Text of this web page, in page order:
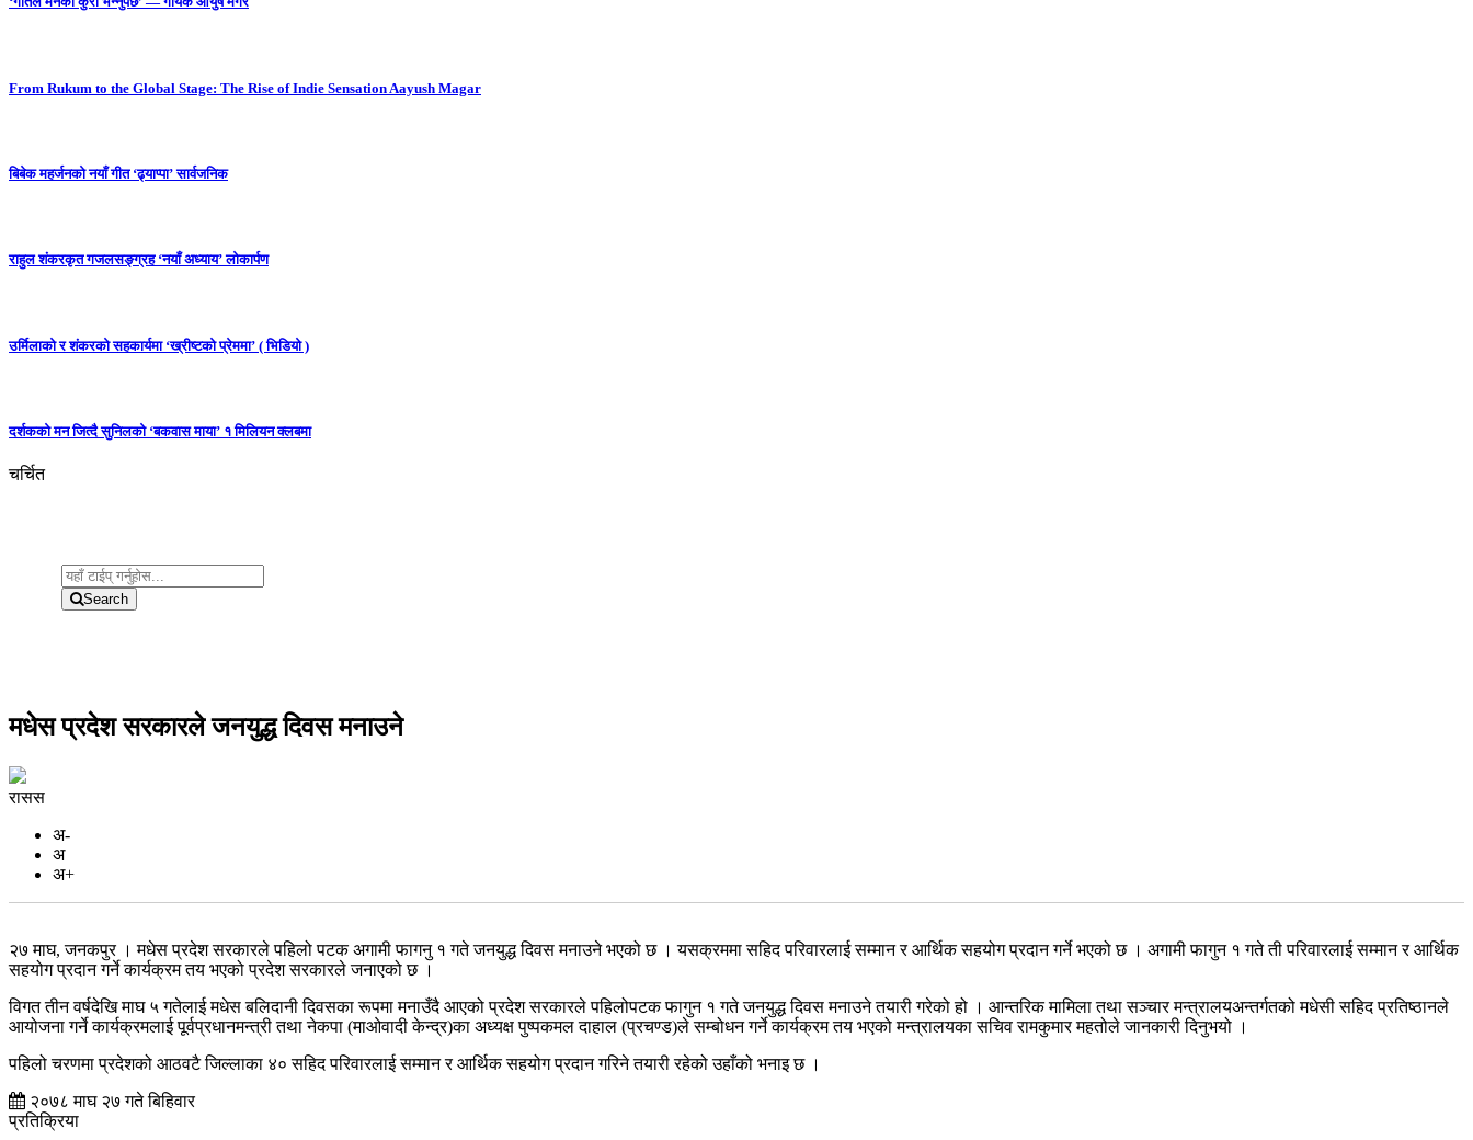
From Rukum to the Global Stage: The Rise of Indie Sensation Aayush Magar
बिबेक महर्जनको नयाँ गीत ‘ढ्याप्पा’ सार्वजनिक
राहुल शंकरकृत गजलसङ्ग्रह ‘नयाँ अध्याय’ लोकार्पण
उर्मिलाको र शंकरको सहकार्यमा ‘ख्रीष्टको प्रेममा’ ( भिडियो )
दर्शकको मन जित्दै सुनिलको ‘बकवास माया’ १ मिलियन क्लबमा
चर्चित
Search
मधेस प्रदेश सरकारले जनयुद्ध दिवस मनाउने
रासस
अ-
अ
अ+
२७ माघ, जनकपुर । मधेस प्रदेश सरकारले पहिलो पटक अगामी फागनु १ गते जनयुद्ध दिवस मनाउने भएको छ । यसक्रममा सहिद परिवारलाई सम्मान र आर्थिक सहयोग प्रदान गर्ने भएको छ । अगामी फागुन १ गते ती परिवारलाई सम्मान र आर्थिक
सहयोग प्रदान गर्ने कार्यक्रम तय भएको प्रदेश सरकारले जनाएको छ ।
विगत तीन वर्षदेखि माघ ५ गतेलाई मधेस बलिदानी दिवसका रूपमा मनाउँदै आएको प्रदेश सरकारले पहिलोपटक फागुन १ गते जनयुद्ध दिवस मनाउने तयारी गरेको हो । आन्तरिक मामिला तथा सञ्चार मन्त्रालयअन्तर्गतको मधेसी सहिद प्रतिष्ठानले
आयोजना गर्ने कार्यक्रमलाई पूर्वप्रधानमन्त्री तथा नेकपा (माओवादी केन्द्र)का अध्यक्ष पुष्पकमल दाहाल (प्रचण्ड)ले सम्बोधन गर्ने कार्यक्रम तय भएको मन्त्रालयका सचिव रामकुमार महतोले जानकारी दिनुभयो ।
पहिलो चरणमा प्रदेशको आठवटै जिल्लाका ४० सहिद परिवारलाई सम्मान र आर्थिक सहयोग प्रदान गरिने तयारी रहेको उहाँको भनाइ छ ।
२०७८ माघ २७ गते बिहिवार
प्रतिक्रिया